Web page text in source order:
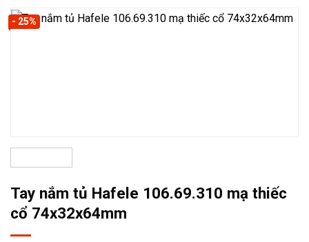
- 25%
Tay nắm tủ Hafele 106.69.310 mạ thiếc
cổ 74x32x64mm